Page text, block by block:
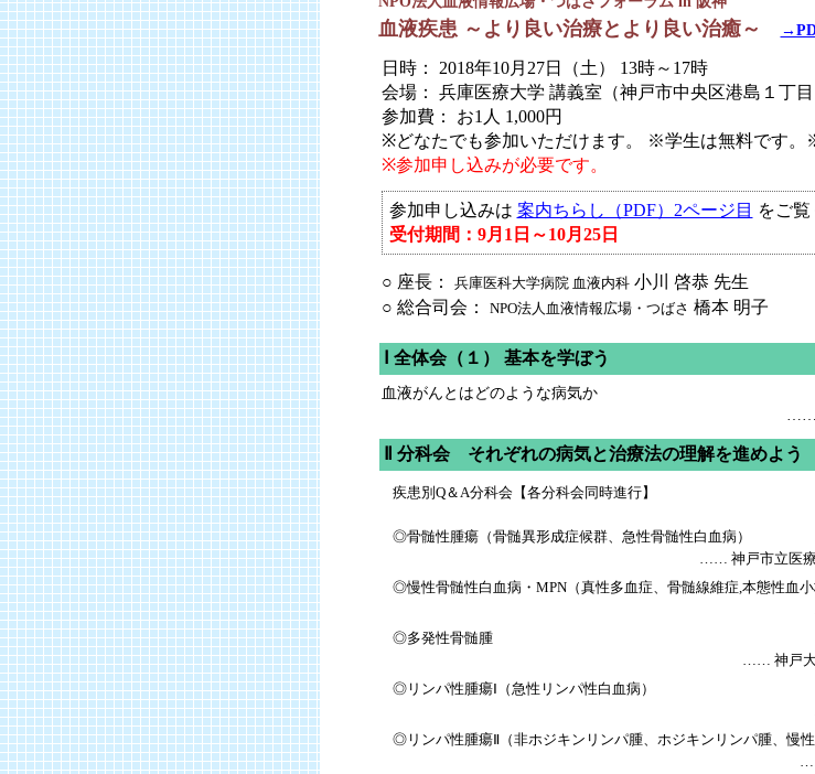
血液疾患 ～より良い治療とより良い治癒～
日時： 2018年10月27日（土） 13時～17時
会場： 兵庫医療大学 講義室（神戸市中央区港島１丁目
参加費： お1人 1,000円
※どなたでも参加いただけます。 ※学生は無料です。
※参加申し込みが必要です。
参加申し込みは 案内ちらし（PDF）2ページ目 をご覧
受付期間：9月1日～10月25日
○ 座長： 兵庫医科大学病院 血液内科小川 啓恭 先生
○ 総合司会：
NPO法人血液情報広場・つばさ 橋本 明子
Ⅰ 全体会（１） 基本を学ぼう
血液がんとはどのような病気か
……
Ⅱ 分科会 それぞれの病気と治療法の理解を進めよう
疾患別Q＆A分科会【各分科会同時進行】
◎骨髄性腫瘍（骨髄異形成症候群、急性骨髄性白血病）
…… 神戸市立医療
◎慢性骨髄性白血病・MPN（真性多血症、骨髄線維症,本態性血小
◎多発性骨髄腫
…… 神戸大
◎リンパ性腫瘍Ⅰ（急性リンパ性白血病）
◎リンパ性腫瘍Ⅱ（非ホジキンリンパ腫、ホジキンリンパ腫、慢性
……